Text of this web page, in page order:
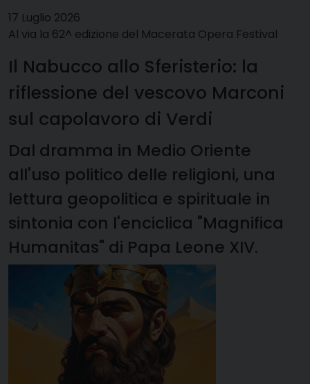
17 Luglio 2026
Al via la 62^ edizione del Macerata Opera Festival
Il Nabucco allo Sferisterio: la
riflessione del vescovo Marconi
sul capolavoro di Verdi
Dal dramma in Medio Oriente
all'uso politico delle religioni, una
lettura geopolitica e spirituale in
sintonia con l'enciclica "Magnifica
Humanitas" di Papa Leone XIV.